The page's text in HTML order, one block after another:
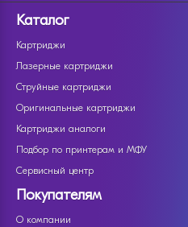
Каталог
Картриджи
Лазерные картриджи
Струйные картриджи
Оригинальные картриджи
Картриджи аналоги
Подбор по принтерам и МФУ
Сервисный центр
Покупателям
О компании